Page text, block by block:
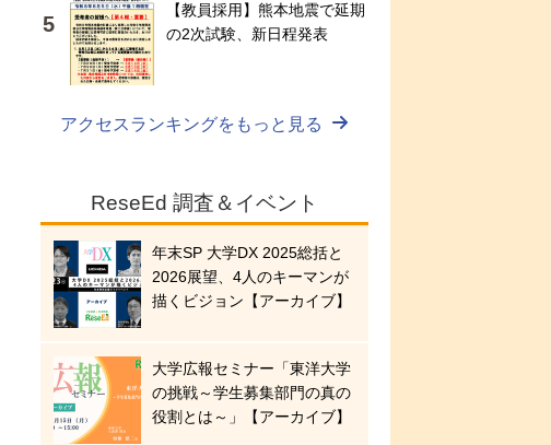
【教員採用】熊本地震で延期
の2次試験、新日程発表
アクセスランキングをもっと見る
ReseEd 調査＆イベント
年末SP 大学DX 2025総括と
2026展望、4人のキーマンが
描くビジョン【アーカイブ】
大学広報セミナー「東洋大学
の挑戦～学生募集部門の真の
役割とは～」【アーカイブ】